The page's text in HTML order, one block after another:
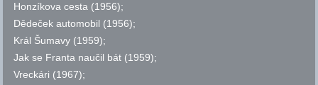
Honzíkova cesta (1956);
Dědeček automobil (1956);
Král Šumavy (1959);
Jak se Franta naučil bát (1959);
Vreckári (1967);